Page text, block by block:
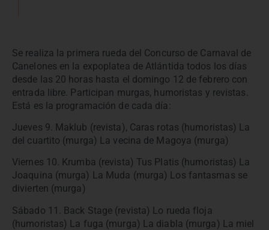
Se realiza la primera rueda del Concurso de Carnaval de
Canelones en la expoplatea de Atlántida todos los días
desde las 20 horas hasta el domingo 12 de febrero con
entrada libre. Participan murgas, humoristas y revistas.
Está es la programación de cada día:
Jueves 9. Maklub (revista), Caras rotas (humoristas) La
del cuartito (murga) La vecina de Magoya (murga)
Viernes 10. Krumba (revista) Tus Platis (humoristas) La
Joaquina (murga) La Muda (murga) Los fantasmas se
divierten (murga)
Sábado 11. Back Stage (revista) Lo rueda floja
(humoristas) La fuga (murga) La diabla (murga) La miel